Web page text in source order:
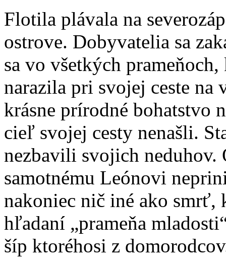
Flotila plávala na
ostrove. Dobyvatelia sa
sa vo všetkých
narazila pri svojej ceste
krásne prírodné bohatstvo
cieľ svojej cesty nenašli.
nezbavili svojich neduhov.
samotnému Leónovi
nakoniec nič iné ako
hľadaní „prameňa
šíp ktoréhosi z